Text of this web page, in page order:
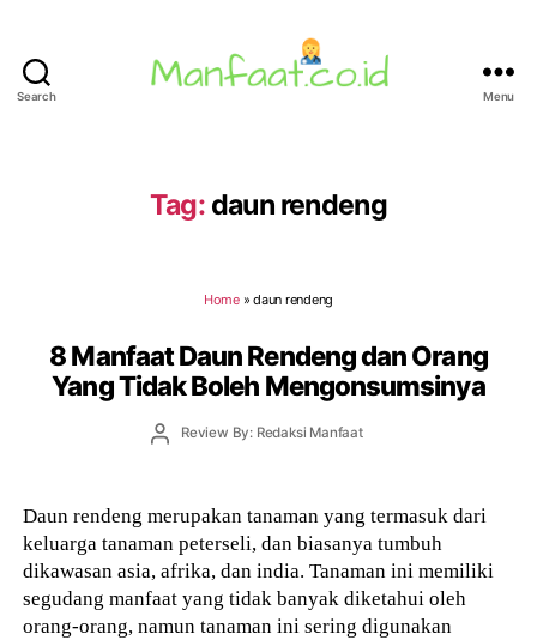
Search Menu
Tag: daun rendeng
Home»daun rendeng
8 Manfaat Daun Rendeng dan Orang
Yang Tidak Boleh Mengonsumsinya
PostReview By: Redaksi Manfaat
Daun rendeng merupakan tanaman yang termasuk dari
keluarga tanaman peterseli, dan biasanya tumbuh
dikawasan asia, afrika, dan india. Tanaman ini memiliki
segudang manfaat yang tidak banyak diketahui oleh
orang-orang, namun tanaman ini sering digunakan